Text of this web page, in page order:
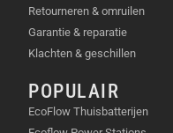
Retourneren & omruilen
Garantie & reparatie
Klachten & geschillen
POPULAIR
EcoFlow Thuisbatterijen